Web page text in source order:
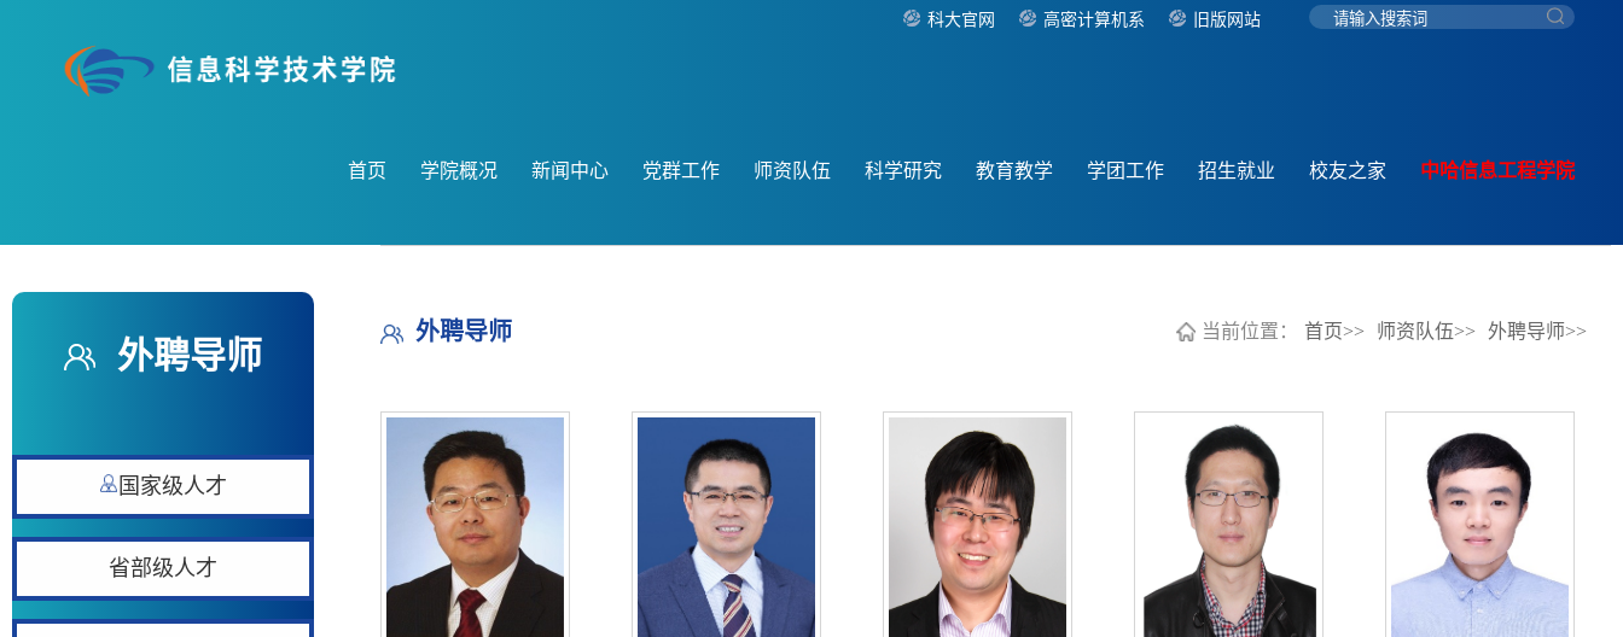
科大官网 高密计算机系 旧版网站
首页 学院概况 新闻中心 党群工作 师资队伍 科学研究 教育教学 学团工作 招生就业 校友之家 中哈信息工程学院
外聘导师
国家级人才
省部级人才
外聘导师 当前位置： 首页>> 师资队伍>> 外聘导师>>